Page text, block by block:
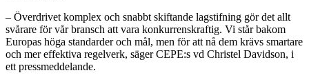
– Överdrivet komplex och snabbt skiftande lagstifning gör det allt
svårare för vår bransch att vara konkurrenskraftig. Vi står bakom
Europas höga standarder och mål, men för att nå dem krävs smartare
och mer effektiva regelverk, säger CEPE:s vd Christel Davidson, i
ett pressmeddelande.